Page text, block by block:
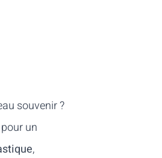
souvenir ?
pour un
,